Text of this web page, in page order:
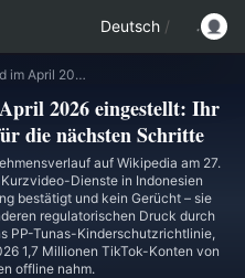
Deutsch /
Likee Indonesien wird im April 2026 eingestellt: Ihr vollständiger Leitfaden für die nächsten Schritte
2026 eingestellt: Ihr
die nächsten Schritte
auf Wikipedia am 27.
Dienste in Indonesien
bestätigt und kein Gerücht – sie
regulatorischen Druck durch
PP-Tunas-Kinderschutzrichtlinie,
1,7 Millionen TikTok-Konten von
offline nahm.